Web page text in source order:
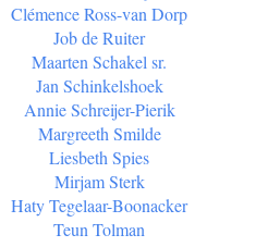
Clémence Ross-van Dorp
Job de Ruiter
Maarten Schakel sr.
Jan Schinkelshoek
Annie Schreijer-Pierik
Margreeth Smilde
Liesbeth Spies
Mirjam Sterk
Haty Tegelaar-Boonacker
Teun Tolman